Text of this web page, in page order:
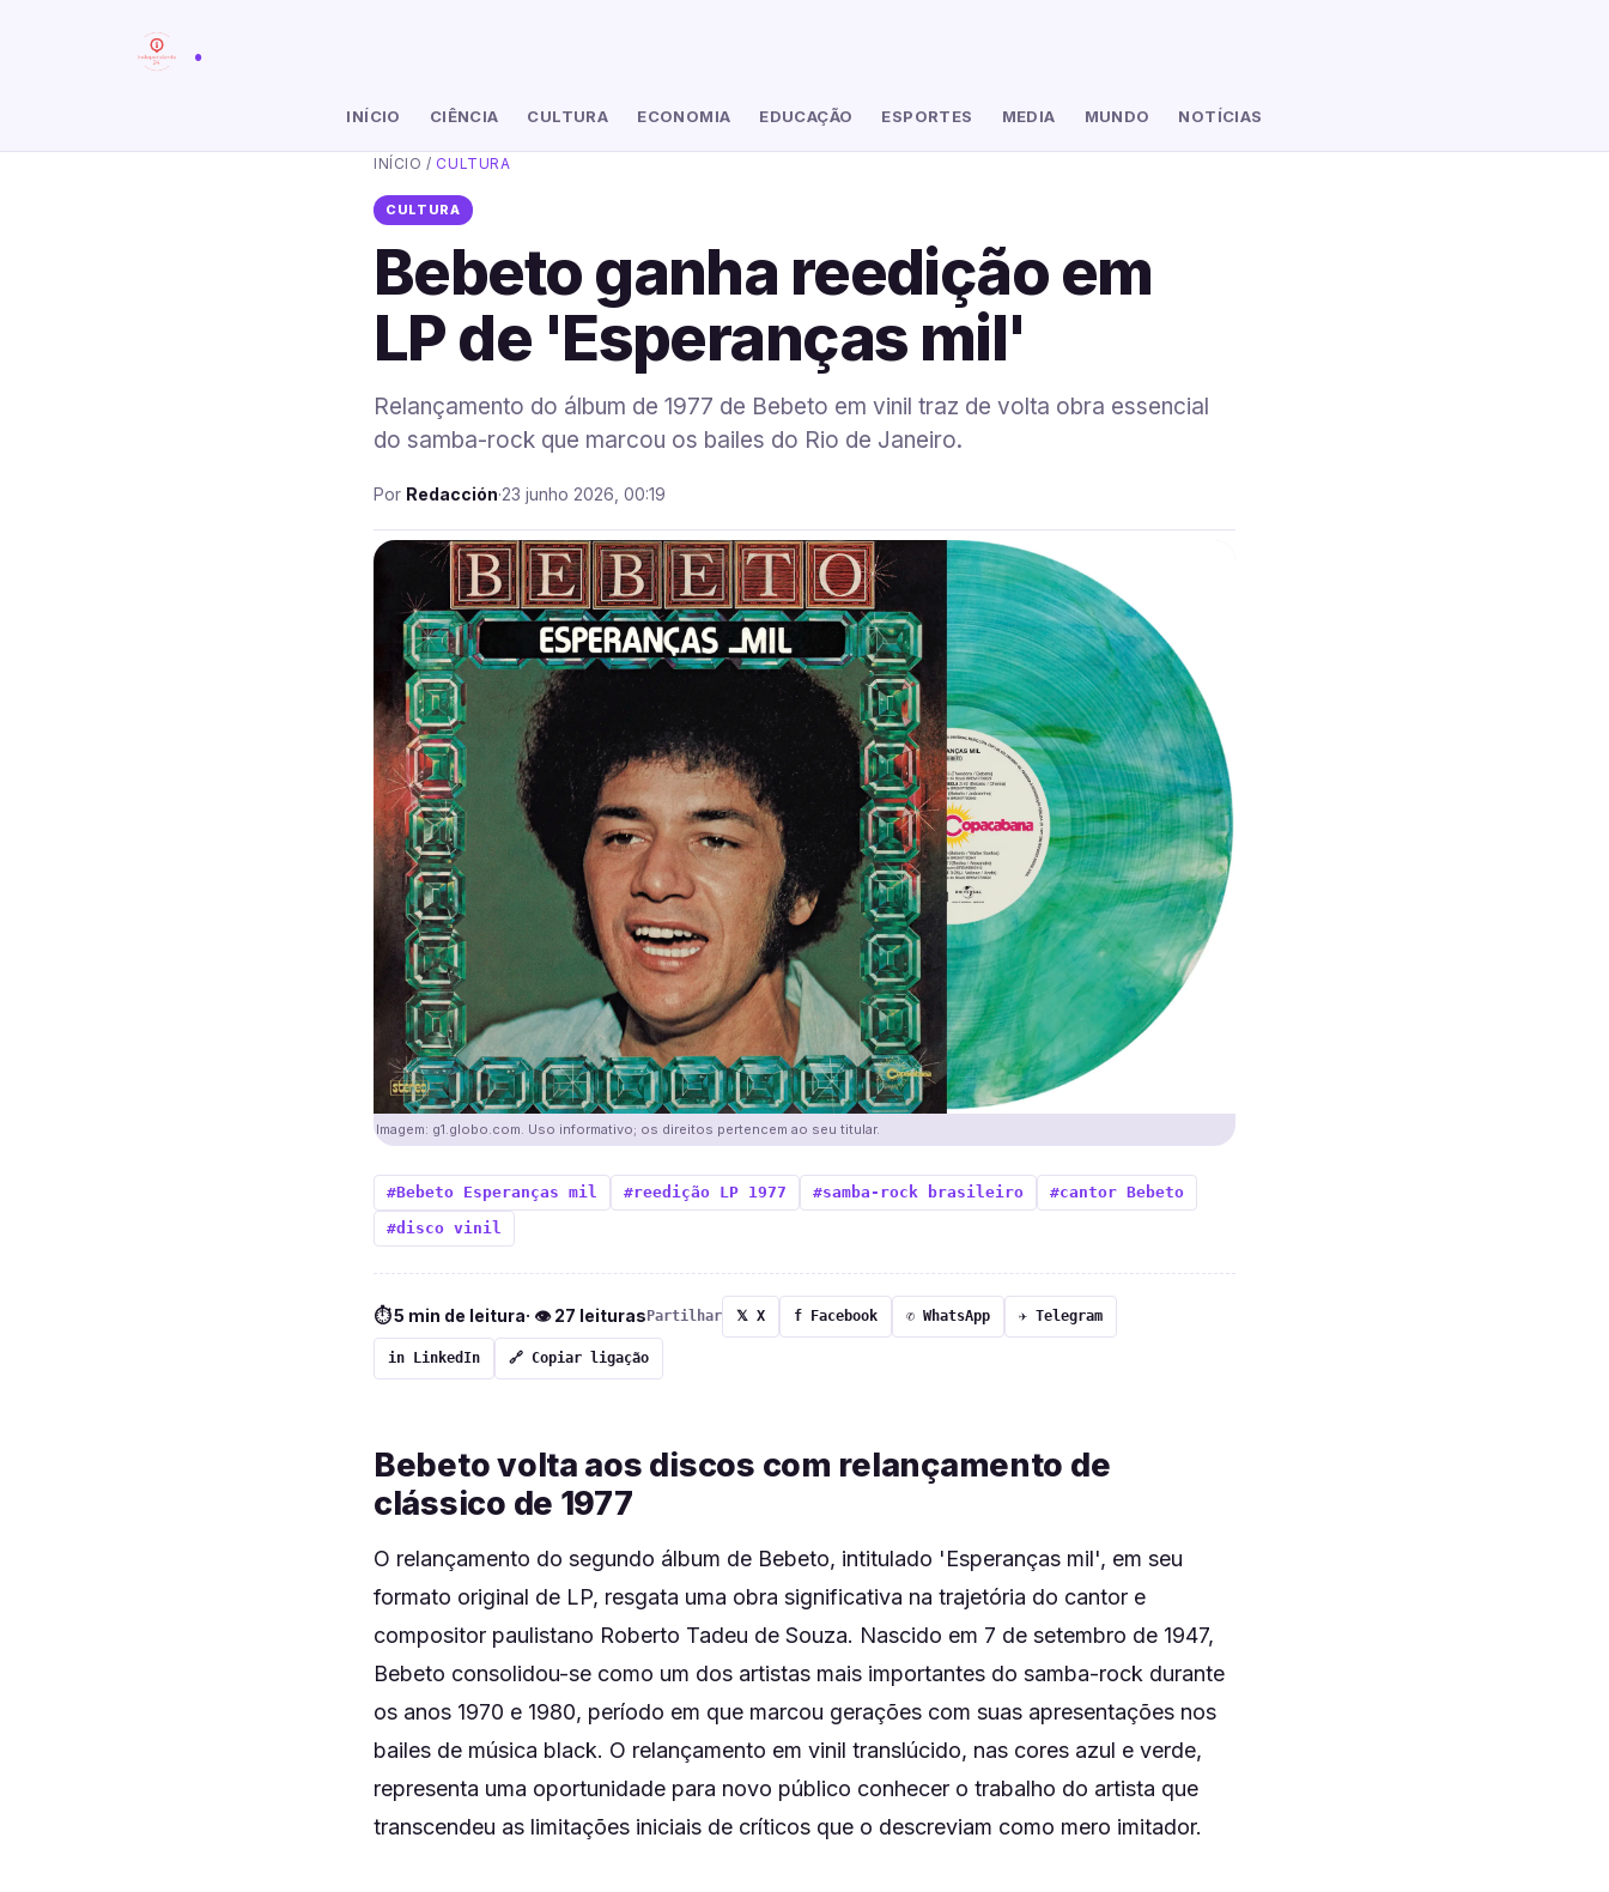
.
INÍCIO CIÊNCIA CULTURA ECONOMIA EDUCAÇÃO ESPORTES MEDIA MUNDO NOTÍCIAS
INÍCIO / CULTURA
CULTURA
Bebeto ganha reedição em
LP de 'Esperanças mil'
Relançamento do álbum de 1977 de Bebeto em vinil traz de volta obra essencial
do samba-rock que marcou os bailes do Rio de Janeiro.
Por Redacción·23 junho 2026, 00:19
Imagem: g1.globo.com. Uso informativo; os direitos pertencem ao seu titular.
#Bebeto Esperanças mil #reedição LP 1977 #samba-rock brasileiro
#cantor Bebeto
#disco vinil
⏱ 5 min de leitura· 👁 27 leiturasPartilhar 𝕏 X f Facebook ✆ WhatsApp ✈ Telegram
in LinkedIn 🔗 Copiar ligação
Bebeto volta aos discos com relançamento de
clássico de 1977
O relançamento do segundo álbum de Bebeto, intitulado 'Esperanças mil', em seu
formato original de LP, resgata uma obra significativa na trajetória do cantor e
compositor paulistano Roberto Tadeu de Souza. Nascido em 7 de setembro de 1947,
Bebeto consolidou-se como um dos artistas mais importantes do samba-rock durante
os anos 1970 e 1980, período em que marcou gerações com suas apresentações nos
bailes de música black. O relançamento em vinil translúcido, nas cores azul e verde,
representa uma oportunidade para novo público conhecer o trabalho do artista que
transcendeu as limitações iniciais de críticos que o descreviam como mero imitador.